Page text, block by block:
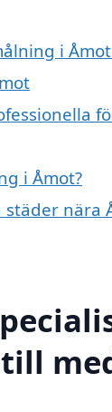
i
i Åmot?
städer nära